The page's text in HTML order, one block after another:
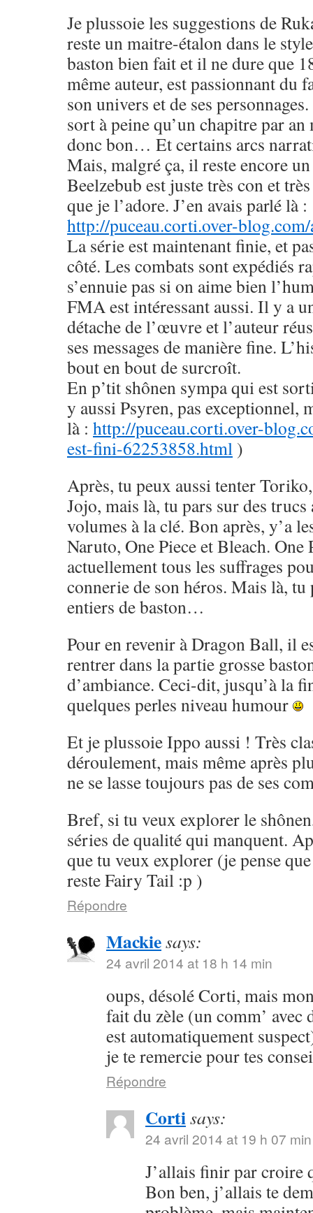
Je plussoie les suggestions de
reste un maitre-étalon dans le
baston bien fait et il ne dure que
même auteur, est passionnant du
son univers et de ses
sort à peine qu’un chapitre par
donc bon… Et certains arcs
Mais, malgré ça, il reste encore
Beelzebub est juste très con et
que je l’adore. J’en avais parlé là :
http://puceau.corti.over-
La série est maintenant finie, et
côté. Les combats sont expédiés
s’ennuie pas si on aime bien
FMA est intéressant aussi. Il y a
détache de l’œuvre et l’auteur
ses messages de manière fine.
bout en bout de surcroît.
En p’tit shônen sympa qui est
y aussi Psyren, pas exceptionnel,
là : http://puceau.corti.over-
est-fini-62253858.html )
Après, tu peux aussi tenter
Jojo, mais là, tu pars sur des trucs
volumes à la clé. Bon après, y’a
Naruto, One Piece et Bleach. One
actuellement tous les suffrages
connerie de son héros. Mais là,
entiers de baston…
Pour en revenir à Dragon Ball, il
rentrer dans la partie grosse
d’ambiance. Ceci-dit, jusqu’à la
quelques perles niveau humour
Et je plussoie Ippo aussi ! Très
déroulement, mais même après
ne se lasse toujours pas de ses
Bref, si tu veux explorer le
séries de qualité qui manquent.
que tu veux explorer (je pense
reste Fairy Tail :p )
Répondre
Mackiesays:
24 avril 2014 at 18 h 14 min
oups, désolé Corti, mais
fait du zèle (un comm’ avec
est automatiquement
je te remercie pour tes
Répondre
Cortisays:
24 avril 2014 at 19 h 07 min
J’allais finir par croire
Bon ben, j’allais te